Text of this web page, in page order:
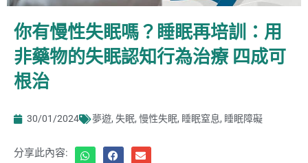
你有慢性失眠嗎？睡眠再培訓：用
非藥物的失眠認知行為治療 四成可
根治
30/01/2024 夢遊, 失眠, 慢性失眠, 睡眠窒息, 睡眠障礙
分享此內容: